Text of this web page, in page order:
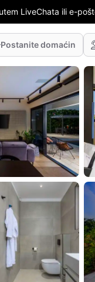
LiveChata ili e-
Postanite domaćin